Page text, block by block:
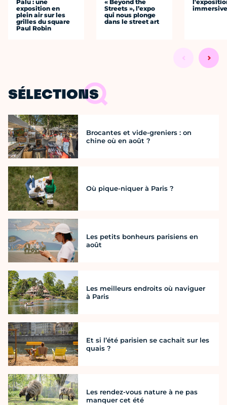
Palu : une
exposition en
plein air sur les
grilles du square
Paul Robin
« Beyond the
Streets », l’expo
qui nous plonge
dans le street art
SÉLECTIONS
Brocantes et vide-greniers : on
chine où en août ?
Où pique-niquer à Paris ?
Les petits bonheurs parisiens en
août
Les meilleurs endroits où naviguer
à Paris
Et si l’été parisien se cachait sur les
quais ?
Les rendez-vous nature à ne pas
manquer cet été